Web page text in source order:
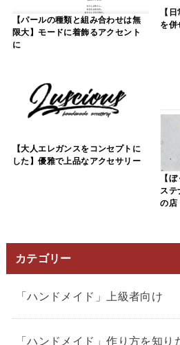
【パールの種類と組み合わせは無
限大】モードに着飾るアクセント
に
【
を併
【大人エレガンスをコンセプトに
した】優雅で上品なアクセサリー
【
ステ
の店
カテゴリー
「ハンドメイド」上級者向け
「ハンドメイド」作り方を知り